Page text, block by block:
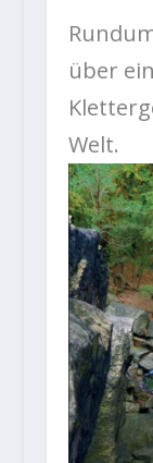
über
Welt.